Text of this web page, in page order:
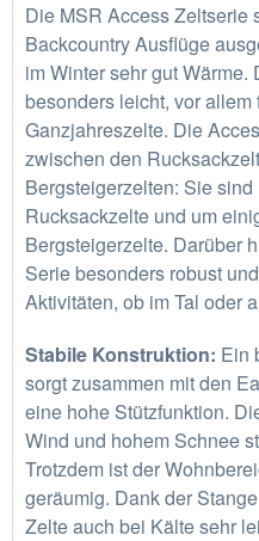
Die MSR Access Zeltserie
Backcountry Ausflüge
im Winter sehr gut
besonders leicht, vor
Ganzjahreszelte. Die
zwischen den
Bergsteigerzelten: Sie
Rucksackzelte und um
Bergsteigerzelte. Darüber
Serie besonders robust
Aktivitäten, ob im Tal oder
Stabile Konstruktion: Ein
sorgt zusammen mit den
eine hohe Stützfunktion.
Wind und hohem Schnee
Trotzdem ist der
geräumig. Dank der
Zelte auch bei Kälte sehr